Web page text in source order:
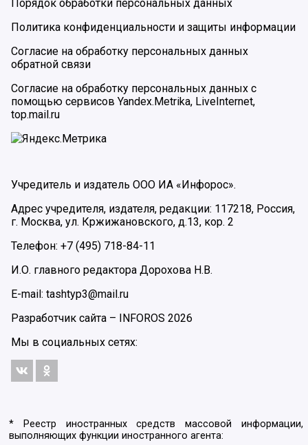
Порядок обработки персональных данных
Политика конфиденциальности и защиты информации
Согласие на обработку персональных данных
обратной связи
Согласие на обработку персональных данных с
помощью сервисов Yandex.Metrika, LiveInternet,
top.mail.ru
Учредитель и издатель ООО ИА «Инфорос».
Адрес учредителя, издателя, редакции: 117218, Россия,
г. Москва, ул. Кржижановского, д.13, кор. 2
Телефон: +7 (495) 718-84-11
И.О. главного редактора Дорохова Н.В.
E-mail: tashtyp3@mail.ru
Разработчик сайта – INFOROS 2026
Мы в социальных сетях:
* Реестр иностранных средств массовой информации,
выполняющих функции иностранного агента: